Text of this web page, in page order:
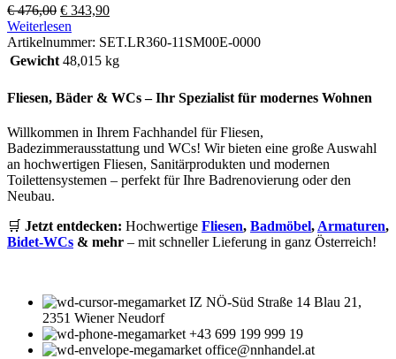
€476,00 Ursprünglicher
Preis
war:
€ 476,00
€ 343,90Aktueller
ist:
€ 343,90.
Weiterlesen
Artikelnummer: SET.LR360-11SM00E-0000
Gewicht 48,015 kg
Fliesen, Bäder & WCs – Ihr Spezialist für modernes Wohnen
Willkommen in Ihrem Fachhandel für Fliesen,
Badezimmerausstattung und WCs! Wir bieten eine große Auswahl
an hochwertigen Fliesen, Sanitärprodukten und modernen
Toilettensystemen – perfekt für Ihre Badrenovierung oder den
Neubau.
🛒 Jetzt entdecken: Hochwertige Fliesen, Badmöbel,Armaturen,
Bidet-WCs & mehr – mit schneller Lieferung in ganz Österreich!
IZ NÖ-Süd Straße 14 Blau 21,
2351 Wiener Neudorf
+43 699 199 999 19
office@nnhandel.at